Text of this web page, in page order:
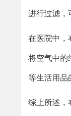
进行过滤，
在医院中，
将空气中的
等生活用品
综上所述，